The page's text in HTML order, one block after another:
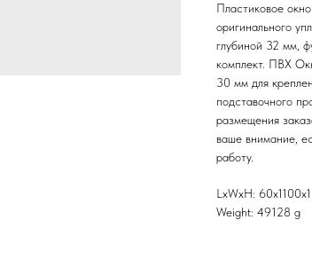
Пластиковое
оригинального
глубиной 32 мм,
комплект. ПВХ
30 мм для
подставочного
размещения
ваше внимание,
работу.
LxWxH:
Weight: 49128 g